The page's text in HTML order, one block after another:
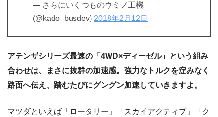
— さらにいくつものウミノ工機
(@kado_busdev) 2018年2月12日
アテンザシリーズ最速の「4WD×ディーゼル」という組み
合わせは、まさに抜群の加速感。強力なトルクを淀みなく
路面へ伝え、踏むたびにグングン加速していきますよ。
マツダといえば「ロータリー」「スカイアクティブ」「ク